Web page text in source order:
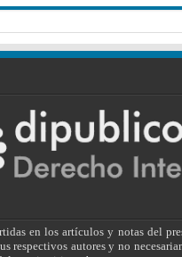
en los artículos y notas del
respectivos autores y no